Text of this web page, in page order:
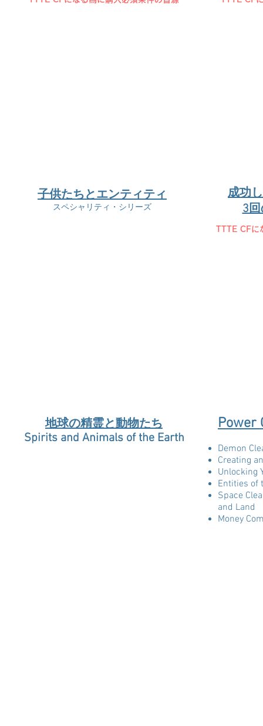
子供たちとエンティティ
スペシャリティ・シリーズ
成功
3
TTTE CF​に
地球の精霊と動物たち
Spirits and Animals of the Earth
Power
Demon
Creating
Unlocking
Entities of
Space
and Land
Money